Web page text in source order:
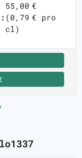
55,00 €
(0,79 € pro
cl)